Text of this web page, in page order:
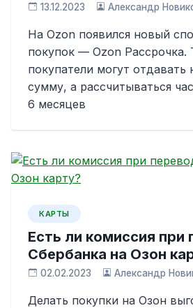
13.12.2023 Александр
На Ozon появился новый
покупок — Ozon Рассрочка.
покупатели могут отдавать
сумму, а рассчитываться
6 месяцев
КАРТЫ
Есть ли комиссия при
Сбербанка на Озон
02.02.2023 Александр
Делать покупки на Озон